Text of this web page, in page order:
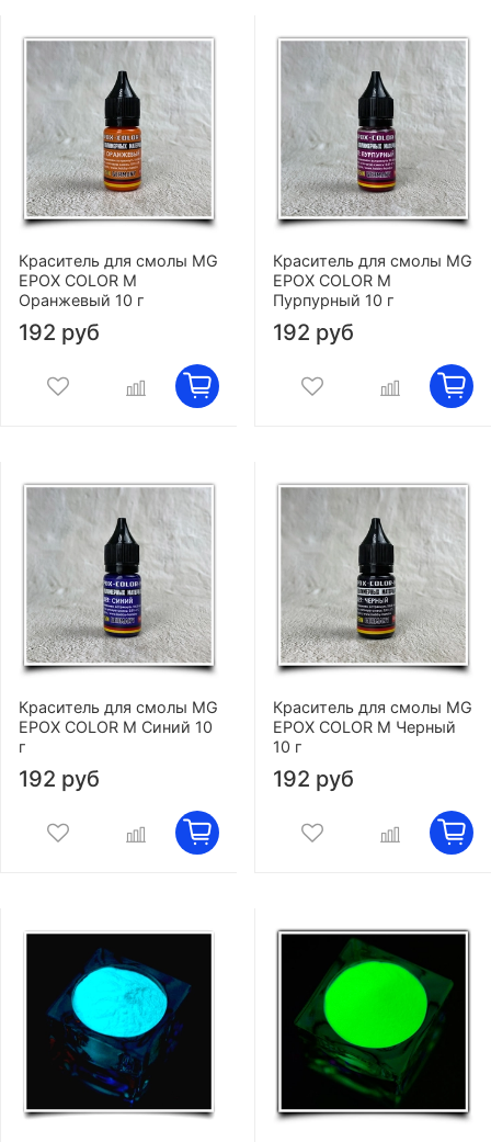
Краситель для смолы MG
EPOX COLOR M
Оранжевый 10 г
192 руб
Краситель для смолы MG
EPOX COLOR M
Пурпурный 10 г
192 руб
Краситель для смолы MG
EPOX COLOR M Синий 10
г
192 руб
Краситель для смолы MG
EPOX COLOR M Черный
10 г
192 руб